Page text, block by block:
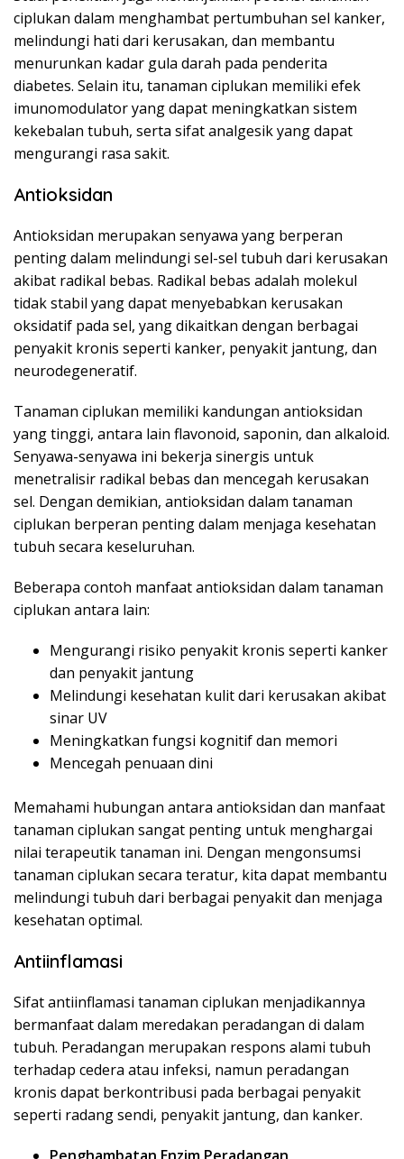
ciplukan dalam menghambat pertumbuhan sel kanker,
melindungi hati dari kerusakan, dan membantu
menurunkan kadar gula darah pada penderita
diabetes. Selain itu, tanaman ciplukan memiliki efek
imunomodulator yang dapat meningkatkan sistem
kekebalan tubuh, serta sifat analgesik yang dapat
mengurangi rasa sakit.
Antioksidan
Antioksidan merupakan senyawa yang berperan
penting dalam melindungi sel-sel tubuh dari kerusakan
akibat radikal bebas. Radikal bebas adalah molekul
tidak stabil yang dapat menyebabkan kerusakan
oksidatif pada sel, yang dikaitkan dengan berbagai
penyakit kronis seperti kanker, penyakit jantung, dan
neurodegeneratif.
Tanaman ciplukan memiliki kandungan antioksidan
yang tinggi, antara lain flavonoid, saponin, dan alkaloid.
Senyawa-senyawa ini bekerja sinergis untuk
menetralisir radikal bebas dan mencegah kerusakan
sel. Dengan demikian, antioksidan dalam tanaman
ciplukan berperan penting dalam menjaga kesehatan
tubuh secara keseluruhan.
Beberapa contoh manfaat antioksidan dalam tanaman
ciplukan antara lain:
Mengurangi risiko penyakit kronis seperti kanker
dan penyakit jantung
Melindungi kesehatan kulit dari kerusakan akibat
sinar UV
Meningkatkan fungsi kognitif dan memori
Mencegah penuaan dini
Memahami hubungan antara antioksidan dan manfaat
tanaman ciplukan sangat penting untuk menghargai
nilai terapeutik tanaman ini. Dengan mengonsumsi
tanaman ciplukan secara teratur, kita dapat membantu
melindungi tubuh dari berbagai penyakit dan menjaga
kesehatan optimal.
Antiinflamasi
Sifat antiinflamasi tanaman ciplukan menjadikannya
bermanfaat dalam meredakan peradangan di dalam
tubuh. Peradangan merupakan respons alami tubuh
terhadap cedera atau infeksi, namun peradangan
kronis dapat berkontribusi pada berbagai penyakit
seperti radang sendi, penyakit jantung, dan kanker.